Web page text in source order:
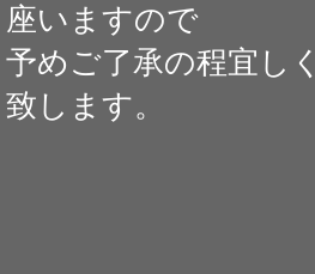
座いますので
予めご了承の程宜し
致します。